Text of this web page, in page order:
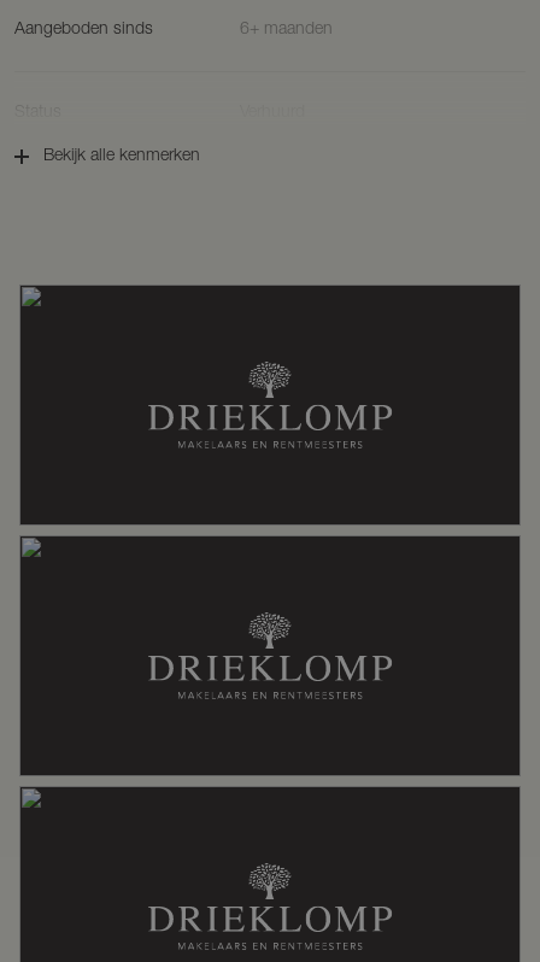
Aangeboden sinds 6+ maanden
Bestaande bouw
2005
Ligging In centrum
Inhoud
Bekijk alle kenmerken